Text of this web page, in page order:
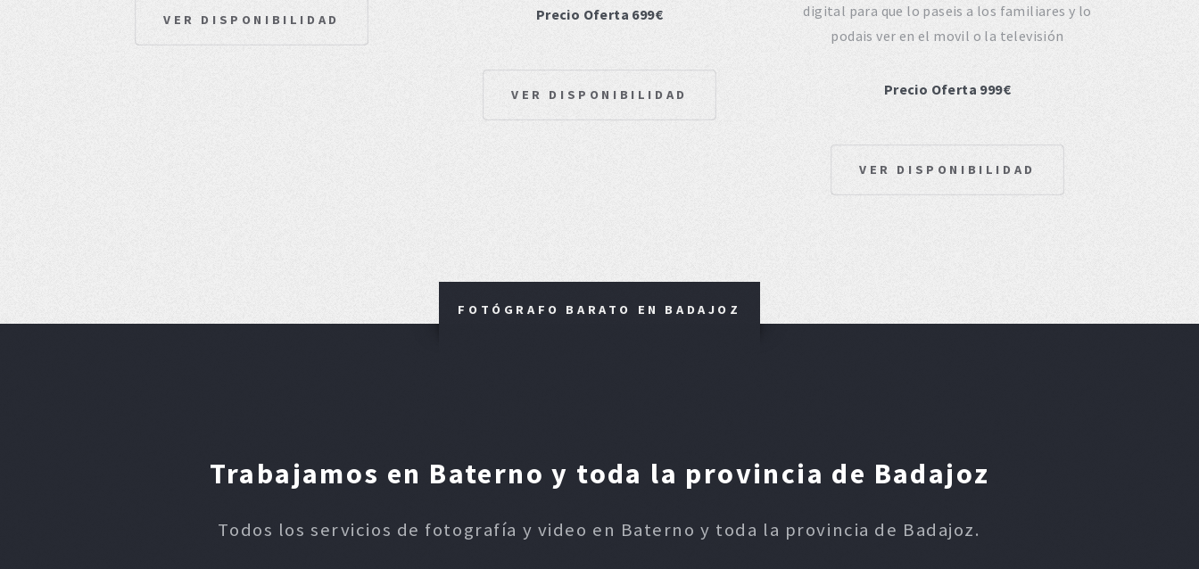
VER DISPONIBILIDAD Precio Oferta 699€
VER DISPONIBILIDAD
digital para que lo paseis a los familiares y lo
podais ver en el movil o la televisión
Precio Oferta 999€
VER DISPONIBILIDAD
FOTÓGRAFO BARATO EN BADAJOZ
Trabajamos en Baterno y toda la provincia de Badajoz
Todos los servicios de fotografía y video en Baterno y toda la provincia de Badajoz.